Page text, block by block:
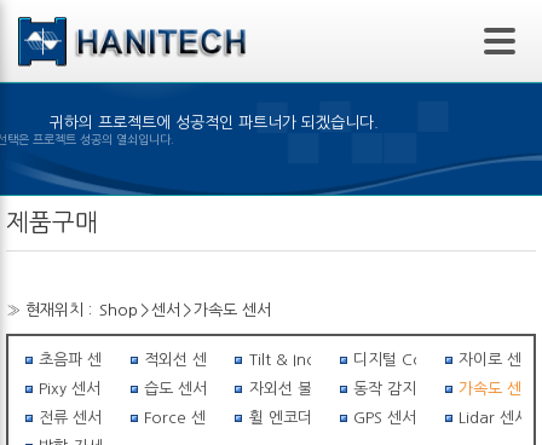
본문 바로가기
귀하의 프로젝트에 성공적인 파트너가 되겠습니다.
품의 선택은 프로젝트 성공의 열쇠입니다.
제품구매
» 현재위치 : Shop >센서 >가속도 센서
초음파 센서 적외선 센서 Tilt & Inclinometer디지털 Compass자이로 센서
Pixy 센서
습도 센서 자외선 불꽃감지 센서동작 감지 센서 가속도 센서
전류 센서
Force 센서 휠 엔코더 GPS 센서
Lidar 센서